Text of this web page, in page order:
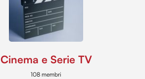
Cinema e Serie TV
108 membri